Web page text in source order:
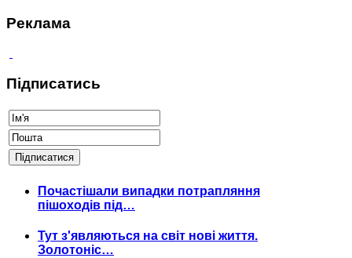
Реклама
Підписатись
Почастішали випадки потрапляння
пішоходів під…
Тут з'являються на світ нові життя.
Золотоніс…